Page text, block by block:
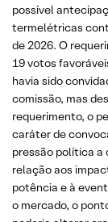
possível
termelétricas
de 2026. O
19 votos
havia sido
comissão, mas
requerimento, o
caráter de
pressão política a
relação aos
potência e à
o mercado, o